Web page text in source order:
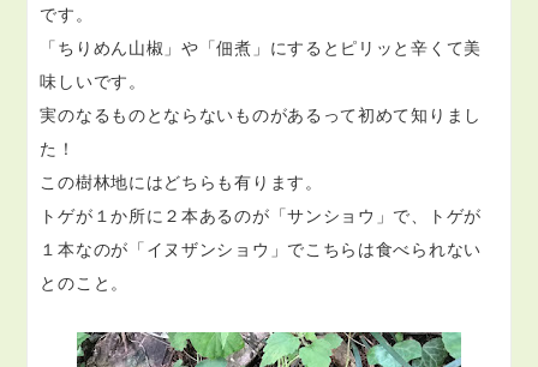
です。
「ちりめん山椒」や「佃煮」にするとピリッと辛くて美
味しいです。
実のなるものとならないものがあるって初めて知りまし
た！
この樹林地にはどちらも有ります。
トゲが１か所に２本あるのが「サンショウ」で、トゲが
１本なのが「イヌザンショウ」でこちらは食べられない
とのこと。